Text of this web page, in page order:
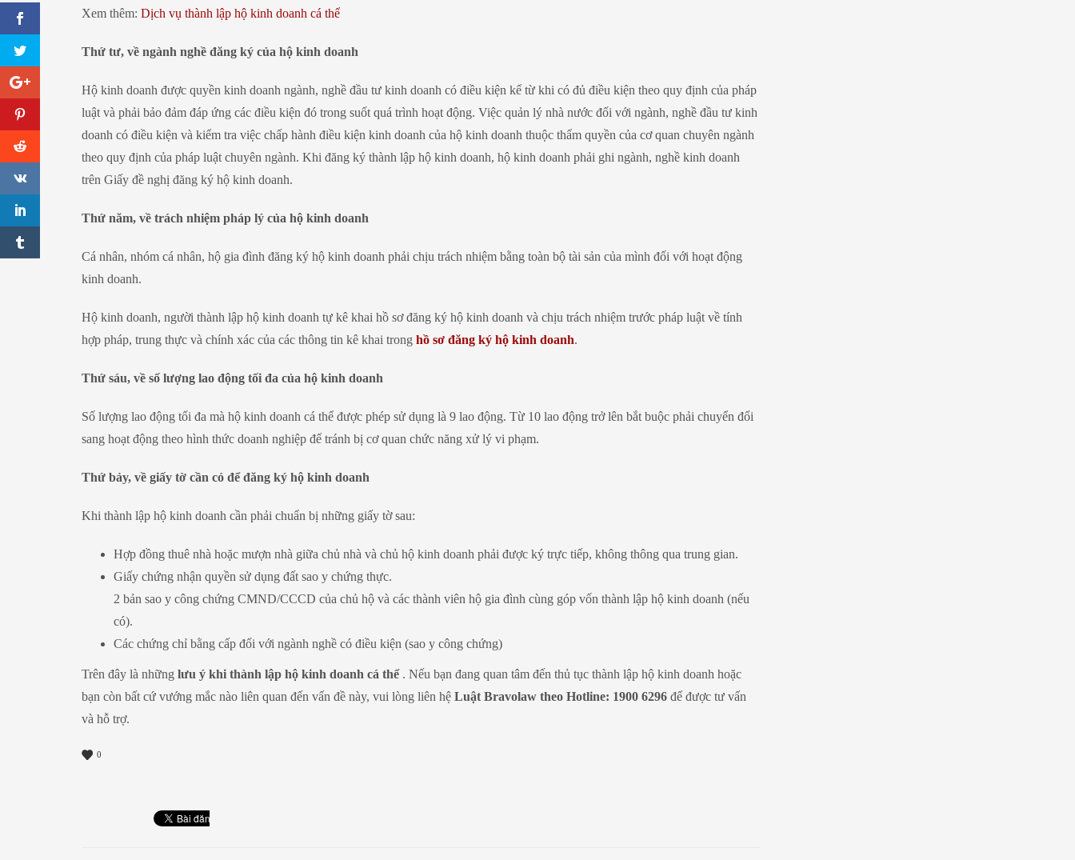
Xem thêm: Dịch vụ thành lập hộ kinh doanh cá thể
Thứ tư, về ngành nghề đăng ký của hộ kinh doanh
Hộ kinh doanh được quyền kinh doanh ngành, nghề đầu tư kinh doanh có điều kiện kể từ khi có đủ điều kiện theo quy định của pháp
luật và phải bảo đảm đáp ứng các điều kiện đó trong suốt quá trình hoạt động. Việc quản lý nhà nước đối với ngành, nghề đầu tư kinh
doanh có điều kiện và kiểm tra việc chấp hành điều kiện kinh doanh của hộ kinh doanh thuộc thẩm quyền của cơ quan chuyên ngành
theo quy định của pháp luật chuyên ngành. Khi đăng ký thành lập hộ kinh doanh, hộ kinh doanh phải ghi ngành, nghề kinh doanh
trên Giấy đề nghị đăng ký hộ kinh doanh.
Thứ năm, về trách nhiệm pháp lý của hộ kinh doanh
Cá nhân, nhóm cá nhân, hộ gia đình đăng ký hộ kinh doanh phải chịu trách nhiệm bằng toàn bộ tài sản của mình đối với hoạt động
kinh doanh.
Hộ kinh doanh, người thành lập hộ kinh doanh tự kê khai hồ sơ đăng ký hộ kinh doanh và chịu trách nhiệm trước pháp luật về tính
hợp pháp, trung thực và chính xác của các thông tin kê khai trong hồ sơ đăng ký hộ kinh doanh.
Thứ sáu, về số lượng lao động tối đa của hộ kinh doanh
Số lượng lao động tối đa mà hộ kinh doanh cá thể được phép sử dụng là 9 lao động. Từ 10 lao động trở lên bắt buộc phải chuyển đổi
sang hoạt động theo hình thức doanh nghiệp để tránh bị cơ quan chức năng xử lý vi phạm.
Thứ bảy, về giấy tờ cần có để đăng ký hộ kinh doanh
Khi thành lập hộ kinh doanh cần phải chuẩn bị những giấy tờ sau:
Hợp đồng thuê nhà hoặc mượn nhà giữa chủ nhà và chủ hộ kinh doanh phải được ký trực tiếp, không thông qua trung gian.
Giấy chứng nhận quyền sử dụng đất sao y chứng thực.
2 bản sao y công chứng CMND/CCCD của chủ hộ và các thành viên hộ gia đình cùng góp vốn thành lập hộ kinh doanh (nếu
có).
Các chứng chỉ bằng cấp đối với ngành nghề có điều kiện (sao y công chứng)
Trên đây là những lưu ý khi thành lập hộ kinh doanh cá thể. Nếu bạn đang quan tâm đến thủ tục thành lập hộ kinh doanh hoặc
bạn còn bất cứ vướng mắc nào liên quan đến vấn đề này, vui lòng liên hệ Luật Bravolaw theo Hotline: 1900 6296 để được tư vấn
và hỗ trợ.
0